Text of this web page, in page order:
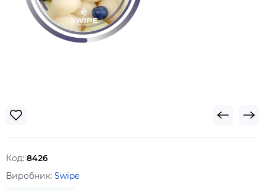
Код: 8426
Виробник: Swipe